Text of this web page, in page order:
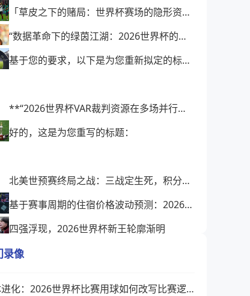
「草皮之下的赌局：世界杯赛场的隐形资本暗战」
“数据革命下的绿茵江湖：2026世界杯的底层突围与格局裂变”
基于您的要求，以下是为您重新拟定的标题：
**“2026世界杯VAR裁判资源在多场并行赛程中的实时调度与协同优化策略研究”**
好的，这是为您重写的标题：
北美世预赛终局之战：三战定生死，积分榜面临巨变
基于赛事周期的住宿价格波动预测：2026世界杯主办城市实时定价机制分析
四强浮现，2026世界杯新王轮廓渐明
录像
“球体进化：2026世界杯比赛用球如何改写比赛逻辑”